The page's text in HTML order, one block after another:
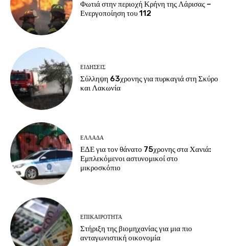
Φωτιά στην περιοχή Κρήνη της Λάρισας –
Ενεργοποίηση του 112
ΕΙΔΗΣΕΙΣ
Σύλληψη 63χρονης για πυρκαγιά στη Σκύρο
και Λακωνία
ΕΛΛΑΔΑ
ΕΔΕ για τον θάνατο 75χρονης στα Χανιά:
Εμπλεκόμενοι αστυνομικοί στο
μικροσκόπιο
ΕΠΙΚΑΙΡΟΤΗΤΑ
Στήριξη της βιομηχανίας για μια πιο
ανταγωνιστική οικονομία